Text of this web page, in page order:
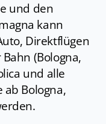
und den
kann
Direktflügen
(Bologna,
und alle
Bologna,